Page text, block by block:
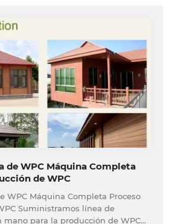
de WPC Máquina Completa
de WPC
WPC Máquina Completa Proceso
Suministramos línea de
mano para la producción de WPC